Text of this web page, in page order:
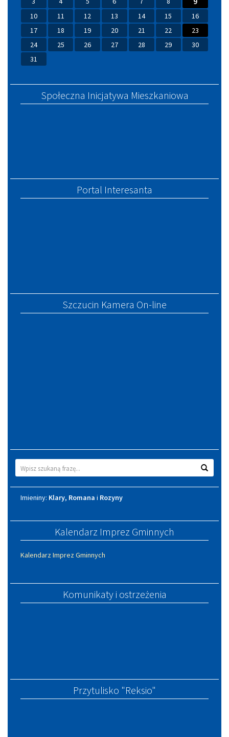
10 11 12 13 14 15
16
17
18 19 20 21 22
23
24
25 26 27 28 29
30
31
Społeczna Inicjatywa Mieszkaniowa
Portal Interesanta
Szczucin Kamera On-line
Wyszukiwarka
Imieniny
Imieniny: Klary, Romana i Rozyny
Kalendarz Imprez Gminnych
Kalendarz Imprez Gminnych
Komunikaty i ostrzeżenia
Przytulisko "Reksio"